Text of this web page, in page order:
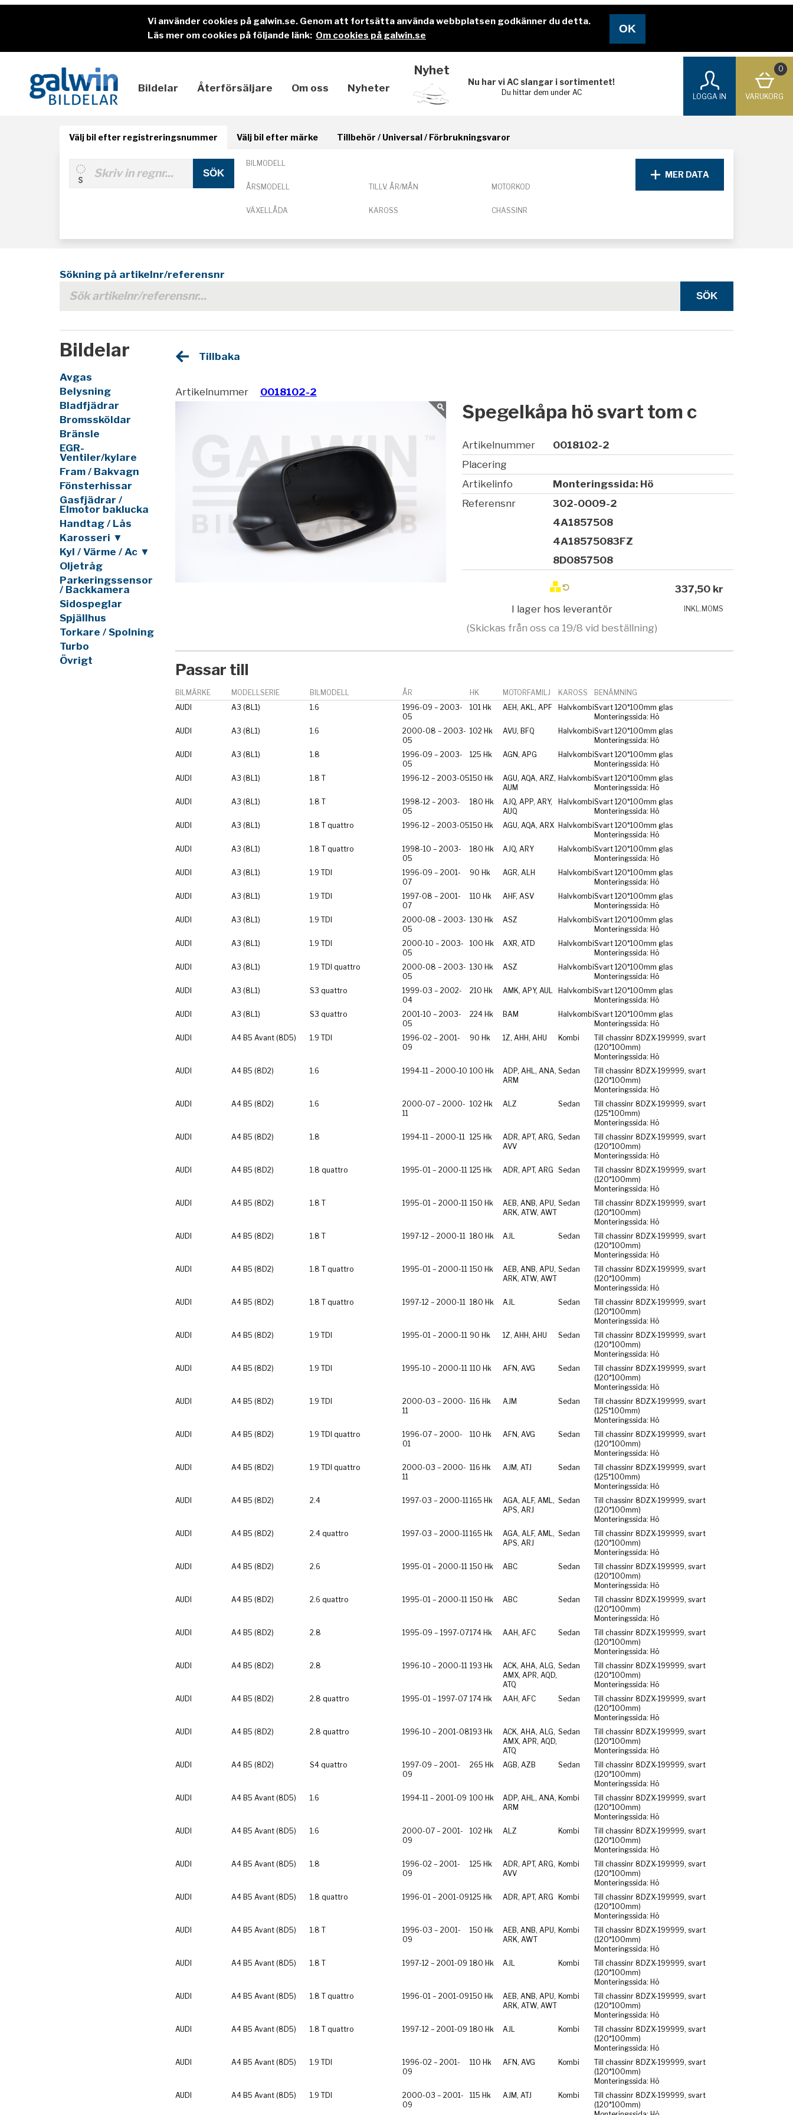
Vi använder cookies på galwin.se. Genom att fortsätta använda webbplatsen godkänner du detta.
Läs mer om cookies på följande länk: Om cookies på galwin.se
Bildelar Återförsäljare Om oss Nyheter
Nyhet
Nu har vi AC slangar i sortimentet!
Du hittar dem under AC
LOGGA IN
0
VARUKORG
Välj bil efter registreringsnummer Välj bil efter märke Tillbehör / Universal / Förbrukningsvaror
BILMODELL
ÅRSMODELL TILLV. ÅR/MÅN MOTORKOD
VÄXELLÅDA KAROSS CHASSINR
MER DATA
Sökning på artikelnr/referensnr
Bildelar
Avgas
Belysning
Bladfjädrar
Bromssköldar
Bränsle
EGR-
Ventiler/kylare
Fram / Bakvagn
Fönsterhissar
Gasfjädrar /
Elmotor baklucka
Handtag / Lås
Karosseri ▼
Kyl / Värme / Ac ▼
Oljetråg
Parkeringssensor
/ Backkamera
Sidospeglar
Spjällhus
Torkare / Spolning
Turbo
Övrigt
Tillbaka
Artikelnummer 0018102-2
Spegelkåpa hö svart tom c
Artikelnummer
0018102-2
Placering
Artikelinfo
Monteringssida: Hö
Referensnr
302-0009-2
4A1857508
4A18575083FZ
8D0857508
I lager hos leverantör
(Skickas från oss ca 19/8 vid beställning)
337,50 kr
INKL.MOMS
Passar till
BILMÄRKE MODELLSERIE BILMODELL ÅR HK MOTORFAMILJ KAROSS
BENÄMNING
AUDI
A3 (8L1) 1.6
1996-09 – 2003-
05
101 Hk AEH, AKL, APF HalvkombiSvart 120*100mm glas
Monteringssida: Hö
AUDI
A3 (8L1) 1.6
2000-08 – 2003-
05
102 Hk AVU, BFQ HalvkombiSvart 120*100mm glas
Monteringssida: Hö
AUDI
A3 (8L1) 1.8
1996-09 – 2003-
05
125 Hk AGN, APG HalvkombiSvart 120*100mm glas
Monteringssida: Hö
AUDI
A3 (8L1) 1.8 T 1996-12 – 2003-05150 Hk
AGU, AQA, ARZ,
AUM
HalvkombiSvart 120*100mm glas
Monteringssida: Hö
AUDI
A3 (8L1) 1.8 T
1998-12 – 2003-
05
180 Hk
AJQ, APP, ARY,
AUQ
HalvkombiSvart 120*100mm glas
Monteringssida: Hö
AUDI
A3 (8L1) 1.8 T quattro 1996-12 – 2003-05150 Hk AGU, AQA, ARX HalvkombiSvart 120*100mm glas
Monteringssida: Hö
AUDI
A3 (8L1) 1.8 T quattro
1998-10 – 2003-
05
180 Hk AJQ, ARY HalvkombiSvart 120*100mm glas
Monteringssida: Hö
AUDI
A3 (8L1) 1.9 TDI
1996-09 – 2001-
07
90 Hk AGR, ALH HalvkombiSvart 120*100mm glas
Monteringssida: Hö
AUDI
A3 (8L1) 1.9 TDI
1997-08 – 2001-
07
110 Hk AHF, ASV HalvkombiSvart 120*100mm glas
Monteringssida: Hö
AUDI
A3 (8L1) 1.9 TDI
2000-08 – 2003-
05
130 Hk ASZ HalvkombiSvart 120*100mm glas
Monteringssida: Hö
AUDI
A3 (8L1) 1.9 TDI
2000-10 – 2003-
05
100 Hk AXR, ATD HalvkombiSvart 120*100mm glas
Monteringssida: Hö
AUDI
A3 (8L1) 1.9 TDI quattro
2000-08 – 2003-
05
130 Hk ASZ HalvkombiSvart 120*100mm glas
Monteringssida: Hö
AUDI
A3 (8L1) S3 quattro
1999-03 – 2002-
04
210 Hk AMK, APY, AUL HalvkombiSvart 120*100mm glas
Monteringssida: Hö
AUDI
A3 (8L1) S3 quattro
2001-10 – 2003-
05
224 Hk BAM HalvkombiSvart 120*100mm glas
Monteringssida: Hö
AUDI
A4 B5 Avant (8D5) 1.9 TDI
1996-02 – 2001-
09
90 Hk 1Z, AHH, AHU Kombi
Till chassinr 8DZX-199999, svart
(120*100mm)
Monteringssida: Hö
AUDI
A4 B5 (8D2) 1.6 1994-11 – 2000-10 100 Hk
ADP, AHL, ANA,
ARM
Sedan
Till chassinr 8DZX-199999, svart
(120*100mm)
Monteringssida: Hö
AUDI
A4 B5 (8D2) 1.6
2000-07 – 2000-
11
102 Hk ALZ Sedan
Till chassinr 8DZX-199999, svart
(125*100mm)
Monteringssida: Hö
AUDI
A4 B5 (8D2) 1.8 1994-11 – 2000-11 125 Hk
ADR, APT, ARG,
AVV
Sedan
Till chassinr 8DZX-199999, svart
(120*100mm)
Monteringssida: Hö
AUDI
A4 B5 (8D2) 1.8 quattro 1995-01 – 2000-11 125 Hk ADR, APT, ARG Sedan
Till chassinr 8DZX-199999, svart
(120*100mm)
Monteringssida: Hö
AUDI
A4 B5 (8D2) 1.8 T 1995-01 – 2000-11 150 Hk
AEB, ANB, APU,
ARK, ATW, AWT
Sedan
Till chassinr 8DZX-199999, svart
(120*100mm)
Monteringssida: Hö
AUDI
A4 B5 (8D2) 1.8 T 1997-12 – 2000-11 180 Hk AJL Sedan
Till chassinr 8DZX-199999, svart
(120*100mm)
Monteringssida: Hö
AUDI
A4 B5 (8D2) 1.8 T quattro 1995-01 – 2000-11 150 Hk
AEB, ANB, APU,
ARK, ATW, AWT
Sedan
Till chassinr 8DZX-199999, svart
(120*100mm)
Monteringssida: Hö
AUDI
A4 B5 (8D2) 1.8 T quattro 1997-12 – 2000-11 180 Hk AJL Sedan
Till chassinr 8DZX-199999, svart
(120*100mm)
Monteringssida: Hö
AUDI
A4 B5 (8D2) 1.9 TDI 1995-01 – 2000-11 90 Hk 1Z, AHH, AHU Sedan
Till chassinr 8DZX-199999, svart
(120*100mm)
Monteringssida: Hö
AUDI
A4 B5 (8D2) 1.9 TDI 1995-10 – 2000-11 110 Hk AFN, AVG Sedan
Till chassinr 8DZX-199999, svart
(120*100mm)
Monteringssida: Hö
AUDI
A4 B5 (8D2) 1.9 TDI
2000-03 – 2000-
11
116 Hk AJM Sedan
Till chassinr 8DZX-199999, svart
(125*100mm)
Monteringssida: Hö
AUDI
A4 B5 (8D2) 1.9 TDI quattro
1996-07 – 2000-
01
110 Hk AFN, AVG Sedan
Till chassinr 8DZX-199999, svart
(120*100mm)
Monteringssida: Hö
AUDI
A4 B5 (8D2) 1.9 TDI quattro
2000-03 – 2000-
11
116 Hk AJM, ATJ Sedan
Till chassinr 8DZX-199999, svart
(125*100mm)
Monteringssida: Hö
AUDI
A4 B5 (8D2) 2.4 1997-03 – 2000-11 165 Hk
AGA, ALF, AML,
APS, ARJ
Sedan
Till chassinr 8DZX-199999, svart
(120*100mm)
Monteringssida: Hö
AUDI
A4 B5 (8D2) 2.4 quattro 1997-03 – 2000-11 165 Hk
AGA, ALF, AML,
APS, ARJ
Sedan
Till chassinr 8DZX-199999, svart
(120*100mm)
Monteringssida: Hö
AUDI
A4 B5 (8D2) 2.6 1995-01 – 2000-11 150 Hk ABC Sedan
Till chassinr 8DZX-199999, svart
(120*100mm)
Monteringssida: Hö
AUDI
A4 B5 (8D2) 2.6 quattro 1995-01 – 2000-11 150 Hk ABC Sedan
Till chassinr 8DZX-199999, svart
(120*100mm)
Monteringssida: Hö
AUDI
A4 B5 (8D2) 2.8 1995-09 – 1997-07174 Hk AAH, AFC Sedan
Till chassinr 8DZX-199999, svart
(120*100mm)
Monteringssida: Hö
AUDI
A4 B5 (8D2) 2.8 1996-10 – 2000-11 193 Hk
ACK, AHA, ALG,
AMX, APR, AQD,
ATQ
Sedan
Till chassinr 8DZX-199999, svart
(120*100mm)
Monteringssida: Hö
AUDI
A4 B5 (8D2) 2.8 quattro 1995-01 – 1997-07 174 Hk AAH, AFC Sedan
Till chassinr 8DZX-199999, svart
(120*100mm)
Monteringssida: Hö
AUDI
A4 B5 (8D2) 2.8 quattro 1996-10 – 2001-08193 Hk
ACK, AHA, ALG,
AMX, APR, AQD,
ATQ
Sedan
Till chassinr 8DZX-199999, svart
(120*100mm)
Monteringssida: Hö
AUDI
A4 B5 (8D2) S4 quattro
1997-09 – 2001-
09
265 Hk AGB, AZB Sedan
Till chassinr 8DZX-199999, svart
(120*100mm)
Monteringssida: Hö
AUDI
A4 B5 Avant (8D5) 1.6 1994-11 – 2001-09 100 Hk
ADP, AHL, ANA,
ARM
Kombi
Till chassinr 8DZX-199999, svart
(120*100mm)
Monteringssida: Hö
AUDI
A4 B5 Avant (8D5) 1.6
2000-07 – 2001-
09
102 Hk ALZ Kombi
Till chassinr 8DZX-199999, svart
(120*100mm)
Monteringssida: Hö
AUDI
A4 B5 Avant (8D5) 1.8
1996-02 – 2001-
09
125 Hk
ADR, APT, ARG,
AVV
Kombi
Till chassinr 8DZX-199999, svart
(120*100mm)
Monteringssida: Hö
AUDI
A4 B5 Avant (8D5) 1.8 quattro 1996-01 – 2001-09125 Hk ADR, APT, ARG Kombi
Till chassinr 8DZX-199999, svart
(120*100mm)
Monteringssida: Hö
AUDI
A4 B5 Avant (8D5) 1.8 T
1996-03 – 2001-
09
150 Hk
AEB, ANB, APU,
ARK, AWT
Kombi
Till chassinr 8DZX-199999, svart
(120*100mm)
Monteringssida: Hö
AUDI
A4 B5 Avant (8D5) 1.8 T 1997-12 – 2001-09 180 Hk AJL Kombi
Till chassinr 8DZX-199999, svart
(120*100mm)
Monteringssida: Hö
AUDI
A4 B5 Avant (8D5) 1.8 T quattro 1996-01 – 2001-09150 Hk
AEB, ANB, APU,
ARK, ATW, AWT
Kombi
Till chassinr 8DZX-199999, svart
(120*100mm)
Monteringssida: Hö
AUDI
A4 B5 Avant (8D5) 1.8 T quattro 1997-12 – 2001-09 180 Hk AJL Kombi
Till chassinr 8DZX-199999, svart
(120*100mm)
Monteringssida: Hö
AUDI
A4 B5 Avant (8D5) 1.9 TDI
1996-02 – 2001-
09
110 Hk AFN, AVG Kombi
Till chassinr 8DZX-199999, svart
(120*100mm)
Monteringssida: Hö
AUDI
A4 B5 Avant (8D5) 1.9 TDI
2000-03 – 2001-
09
115 Hk AJM, ATJ Kombi
Till chassinr 8DZX-199999, svart
(120*100mm)